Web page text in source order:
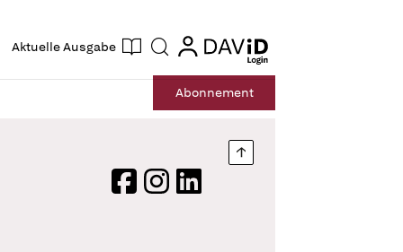
Aktuelle Ausgabe Suche login
login
Abonnement
Nach oben springen
FacebookInstagram
LinkedIn